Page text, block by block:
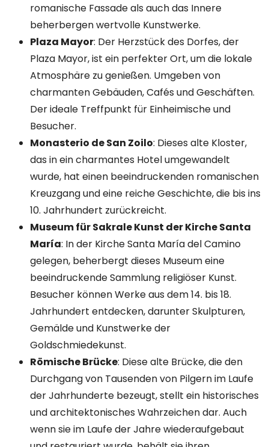
romanische Fassade als auch das Innere
beherbergen wertvolle Kunstwerke.
Plaza Mayor: Der Herzstück des Dorfes, der
Plaza Mayor, ist ein perfekter Ort, um die lokale
Atmosphäre zu genießen. Umgeben von
charmanten Gebäuden, Cafés und Geschäften.
Der ideale Treffpunkt für Einheimische und
Besucher.
Monasterio de San Zoilo: Dieses alte Kloster,
das in ein charmantes Hotel umgewandelt
wurde, hat einen beeindruckenden romanischen
Kreuzgang und eine reiche Geschichte, die bis ins
10. Jahrhundert zurückreicht.
Museum für Sakrale Kunst der Kirche Santa
María: In der Kirche Santa María del Camino
gelegen, beherbergt dieses Museum eine
beeindruckende Sammlung religiöser Kunst.
Besucher können Werke aus dem 14. bis 18.
Jahrhundert entdecken, darunter Skulpturen,
Gemälde und Kunstwerke der
Goldschmiedekunst.
Römische Brücke: Diese alte Brücke, die den
Durchgang von Tausenden von Pilgern im Laufe
der Jahrhunderte bezeugt, stellt ein historisches
und architektonisches Wahrzeichen dar. Auch
wenn sie im Laufe der Jahre wiederaufgebaut